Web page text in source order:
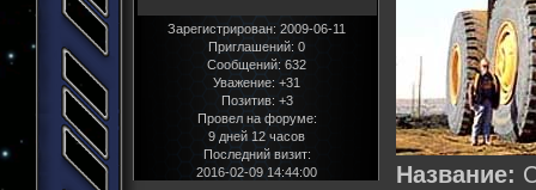
Зарегистрирован: 2009-06-11
Приглашений: 0
Сообщений: 632
Уважение: +31
Позитив: +3
Провел на форуме:
9 дней 12 часов
Последний визит:
2016-02-09 14:44:00
Название: